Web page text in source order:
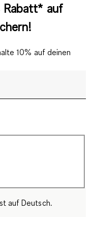
Rabatt* auf
10% auf deinen
auf Deutsch.